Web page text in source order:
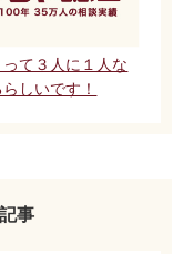
って３人に１人な
しいです！
事